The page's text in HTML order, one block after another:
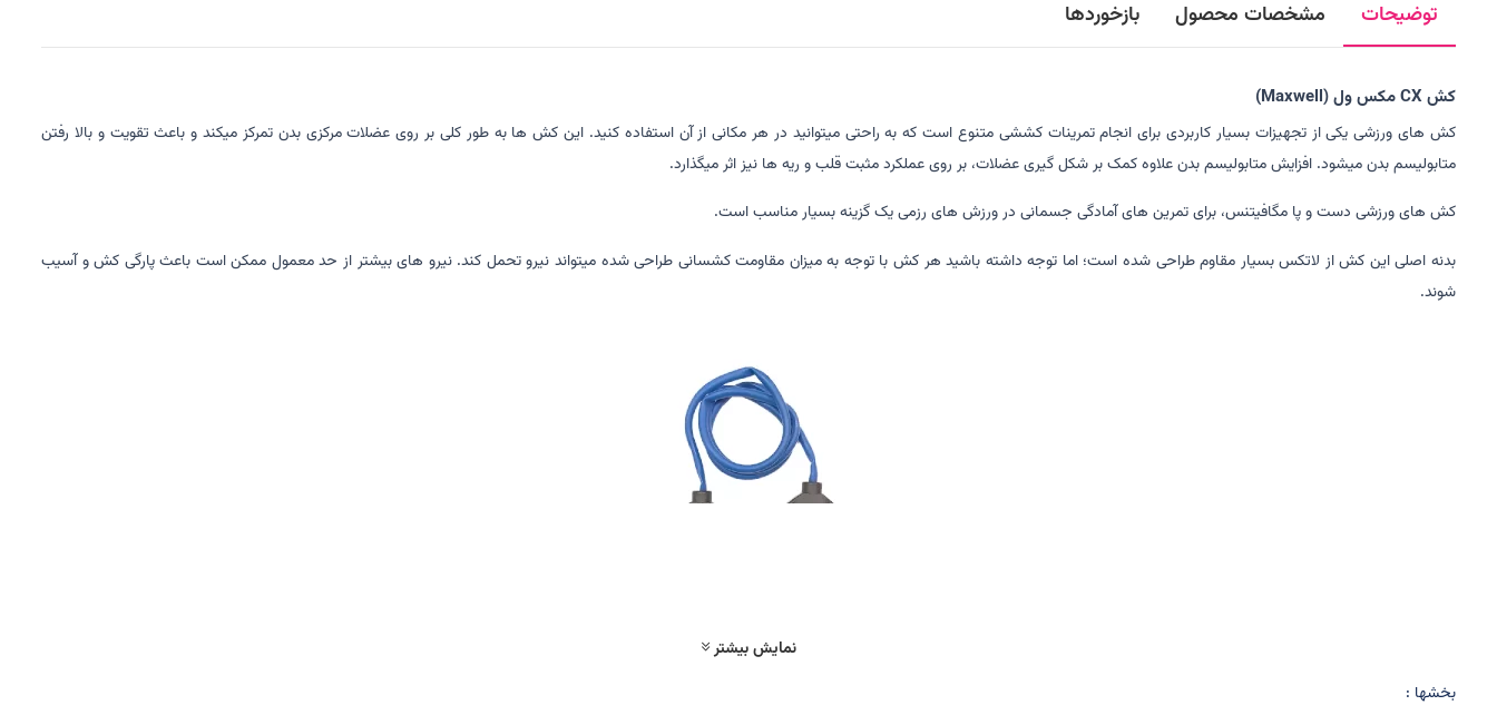
توضیحات مشخصات محصول بازخوردها
کش CX مکس ول (Maxwell)
کش های ورزشی یکی از تجهیزات بسیار کاربردی برای انجام تمرینات کششی متنوع است که به راحتی میتوانید در هر مکانی از آن استفاده کنید. این کش ها به طور کلی بر روی عضلات مرکزی بدن تمرکز میکند و باعث تقویت و بالا رفتن
متابولیسم بدن میشود. افزایش متابولیسم بدن علاوه کمک بر شکل گیری عضلات، بر روی عملکرد مثبت قلب و ریه ها نیز اثر میگذارد.
کش های ورزشی دست و پا مگافیتنس، برای تمرین های آمادگی جسمانی در ورزش های رزمی یک گزینه بسیار مناسب است.
بدنه اصلی این کش از لاتکس بسیار مقاوم طراحی شده است؛ اما توجه داشته باشید هر کش با توجه به میزان مقاومت کشسانی طراحی شده میتواند نیرو تحمل کند. نیرو های بیشتر از حد معمول ممکن است باعث پارگی کش و آسیب
شوند.
نمایش بیشتر
بخشها :